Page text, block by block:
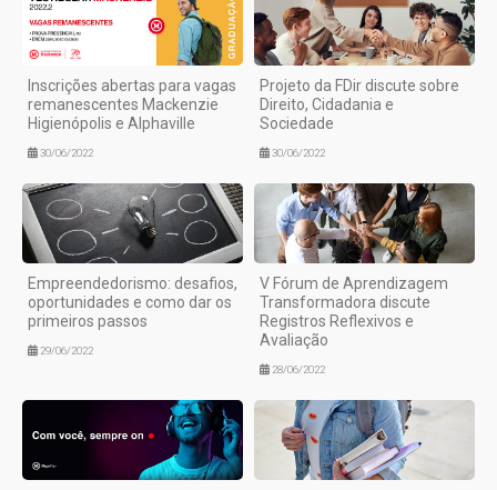
Inscrições abertas para vagas
remanescentes Mackenzie
Higienópolis e Alphaville
30/06/2022
Projeto da FDir discute sobre
Direito, Cidadania e
Sociedade
30/06/2022
Empreendedorismo: desafios,
oportunidades e como dar os
primeiros passos
29/06/2022
V Fórum de Aprendizagem
Transformadora discute
Registros Reflexivos e
Avaliação
28/06/2022